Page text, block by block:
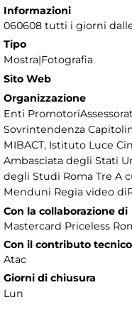
Informazioni
060608 tutti i giorni dalle
Tipo
Mostra|Fotografia
Sito Web
Organizzazione
Enti
Sovrintendenza
MIBACT, Istituto Luce
Ambasciata degli Stati
degli Studi Roma Tre A
Menduni Regia video
Con la collaborazione di
Mastercard Priceless
Con il contributo
Atac
Giorni di chiusura
Lun